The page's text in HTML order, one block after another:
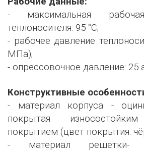
- максимальная
теплоносителя: 95 °С;
- рабочее давление
МПа);
- опрессовочное давление:
Конструктивные
- материал корпуса -
покрытая
покрытием (цвет покрытия:
- материал решётки-